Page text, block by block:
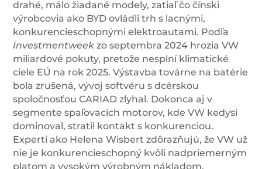
drahé, málo žiadané modely, zatiaľ čo čínski
výrobcovia ako BYD ovládli trh s lacnými,
konkurencieschopnými elektroautami. Podľa
Investmentweek zo septembra 2024 hrozia VW
miliardové pokuty, pretože nesplní klimatické
ciele EÚ na rok 2025. Výstavba továrne na batérie
bola zrušená, vývoj softvéru s dcérskou
spoločnosťou CARIAD zlyhal. Dokonca aj v
segmente spaľovacích motorov, kde VW kedysi
dominoval, stratil kontakt s konkurenciou.
Experti ako Helena Wisbert zdôrazňujú, že VW už
nie je konkurencieschopný kvôli nadpriemerným
platom a vysokým výrobným nákladom.